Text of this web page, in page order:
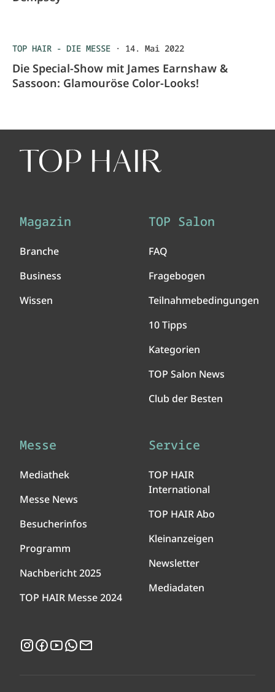
TOP HAIR - DIE MESSE · 14. Mai 2022
Die Special-Show mit James Earnshaw &
Sassoon: Glamouröse Color-Looks!
Magazin
Branche
Business
Wissen
TOP Salon
FAQ
Fragebogen
Teilnahmebedingungen
10 Tipps
Kategorien
TOP Salon News
Club der Besten
Messe
Mediathek
Messe News
Besucherinfos
Programm
Nachbericht 2025
TOP HAIR Messe 2024
Service
TOP HAIR
International
TOP HAIR Abo
Kleinanzeigen
Newsletter
Mediadaten
Instagram
Facebook
YouTubeWhatsApp